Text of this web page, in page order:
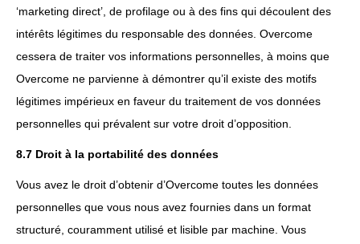
‘marketing direct’, de profilage ou à des fins qui découlent des
intérêts légitimes du responsable des données. Overcome
cessera de traiter vos informations personnelles, à moins que
Overcome ne parvienne à démontrer qu’il existe des motifs
légitimes impérieux en faveur du traitement de vos données
personnelles qui prévalent sur votre droit d’opposition.
8.7 Droit à la portabilité des données
Vous avez le droit d’obtenir d’Overcome toutes les données
personnelles que vous nous avez fournies dans un format
structuré, couramment utilisé et lisible par machine. Vous